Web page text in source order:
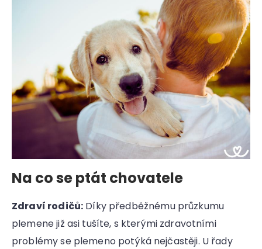
Na co se ptát chovatele
Zdraví rodičů: Díky předběžnému průzkumu
plemene již asi tušíte, s kterými zdravotními
problémy se plemeno potýká nejčastěji. U řady